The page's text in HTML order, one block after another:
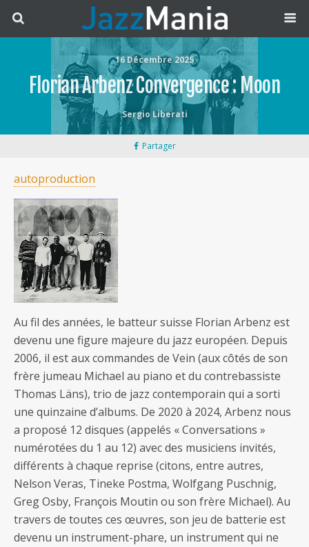
16 Décembre 2025
Florian Arbenz Convergence : Moon
Sergio Liberati
Partager
autoproduction
Au fil des années, le batteur suisse Florian Arbenz est
devenu une figure majeure du jazz européen. Depuis
2006, il est aux commandes de Vein (aux côtés de son
frère jumeau Michael au piano et du contrebassiste
Thomas Läns), trio de jazz contemporain qui a sorti
une quinzaine d’albums. De 2020 à 2024, Arbenz nous
a proposé 12 disques (appelés « Conversations »
numérotées du 1 au 12) avec des musiciens invités,
différents à chaque reprise (citons, entre autres,
Nelson Veras, Tineke Postma, Wolfgang Puschnig,
Greg Osby, François Moutin ou son frère Michael). Au
travers de toutes ces œuvres, son jeu de batterie est
devenu un instrument-phare, un instrument qui ne